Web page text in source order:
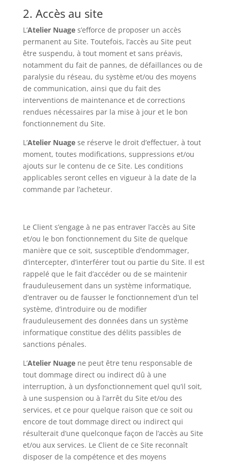
2. Accès au site
L’Atelier Nuage s’efforce de proposer un accès
permanent au Site. Toutefois, l’accès au Site peut
être suspendu, à tout moment et sans préavis,
notamment du fait de pannes, de défaillances ou de
paralysie du réseau, du système et/ou des moyens
de communication, ainsi que du fait des
interventions de maintenance et de corrections
rendues nécessaires par la mise à jour et le bon
fonctionnement du Site.
L’Atelier Nuage se réserve le droit d’effectuer, à tout
moment, toutes modifications, suppressions et/ou
ajouts sur le contenu de ce Site. Les conditions
applicables seront celles en vigueur à la date de la
commande par l’acheteur.
Le Client s’engage à ne pas entraver l’accès au Site
et/ou le bon fonctionnement du Site de quelque
manière que ce soit, susceptible d’endommager,
d’intercepter, d’interférer tout ou partie du Site. Il est
rappelé que le fait d’accéder ou de se maintenir
frauduleusement dans un système informatique,
d’entraver ou de fausser le fonctionnement d’un tel
système, d’introduire ou de modifier
frauduleusement des données dans un système
informatique constitue des délits passibles de
sanctions pénales.
L’Atelier Nuage ne peut être tenu responsable de
tout dommage direct ou indirect dû à une
interruption, à un dysfonctionnement quel qu’il soit,
à une suspension ou à l’arrêt du Site et/ou des
services, et ce pour quelque raison que ce soit ou
encore de tout dommage direct ou indirect qui
résulterait d’une quelconque façon de l’accès au Site
et/ou aux services. Le Client de ce Site reconnaît
disposer de la compétence et des moyens